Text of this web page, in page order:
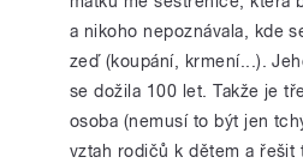
a nikoho nepoznávala, kde
zeď (koupání, krmení...).
se dožila 100 let. Takže je
osoba (nemusí to být jen
vztah rodičů k dětem a řešit